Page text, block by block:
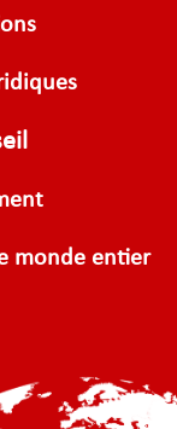
monde entier